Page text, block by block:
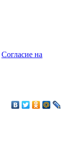
Согласие на